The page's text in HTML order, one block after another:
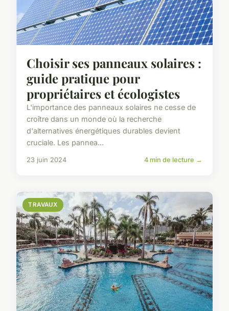
Choisir ses panneaux solaires :
guide pratique pour
propriétaires et écologistes
L'importance des panneaux solaires ne cesse de
croître dans un monde où la recherche
d'alternatives énergétiques durables devient
cruciale. Les pannea...
23 juin 2024 4 min de lecture →
TRAVAUX